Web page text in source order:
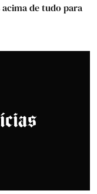
de tudo para